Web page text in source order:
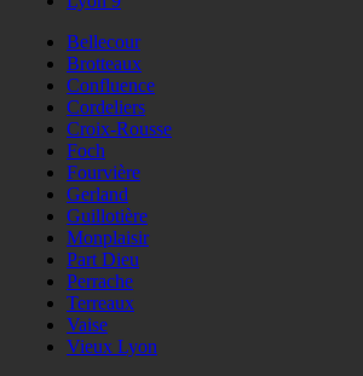
Bellecour
Brotteaux
Confluence
Cordeliers
Croix-Rousse
Foch
Fourvière
Gerland
Guillotière
Monplaisir
Part Dieu
Perrache
Terreaux
Vaise
Vieux Lyon